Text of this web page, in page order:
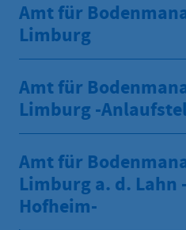
Amt für
Limburg
Amt für
Limburg -
Amt für
Limburg a. d. Lahn
Hofheim-